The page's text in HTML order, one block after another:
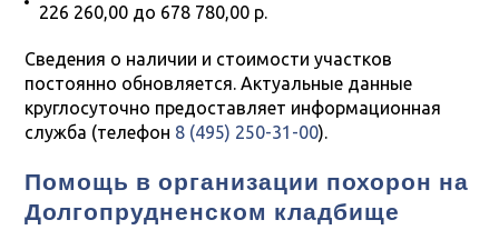
226 260,00 до 678 780,00 р.
Сведения о наличии и стоимости участков
постоянно обновляется. Актуальные данные
круглосуточно предоставляет информационная
служба (телефон 8 (495) 250-31-00).
Помощь в организации похорон на
Долгопрудненском кладбище